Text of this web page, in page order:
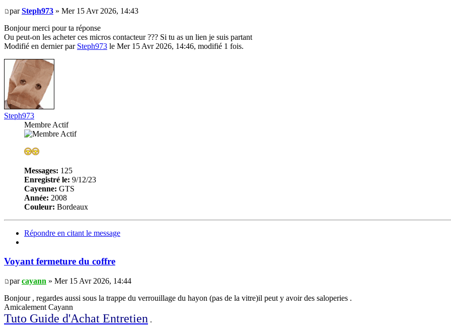
parSteph973 » Mer 15 Avr 2026, 14:43
Bonjour merci pour ta réponse
Ou peut-on les acheter ces micros contacteur ??? Si tu as un lien je suis partant
Modifié en dernier par Steph973 le Mer 15 Avr 2026, 14:46, modifié 1 fois.
Steph973
Membre Actif
Messages: 125
Enregistré le: 9/12/23
Cayenne: GTS
Année: 2008
Couleur: Bordeaux
Répondre en citant le message
Voyant fermeture du coffre
parcayann » Mer 15 Avr 2026, 14:44
Bonjour , regardes aussi sous la trappe du verrouillage du hayon (pas de la vitre)il peut y avoir des saloperies .
Amicalement Cayann
Tuto Guide d'Achat Entretien .